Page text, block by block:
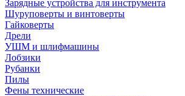
Зарядные устройства для инструмента
Шуруповерты и винтоверты
Гайковерты
Дрели
УШМ и шлифмашины
Лобзики
Рубанки
Пилы
Фены технические